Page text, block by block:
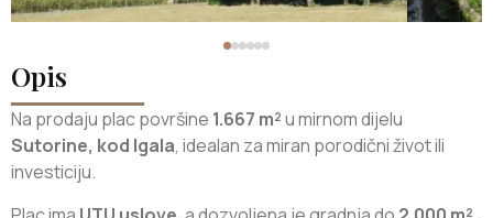
Opis
Na prodaju plac površine 1.667 m²u mirnom dijelu
Sutorine, kod Igala, idealan za miran porodični život ili
investiciju.